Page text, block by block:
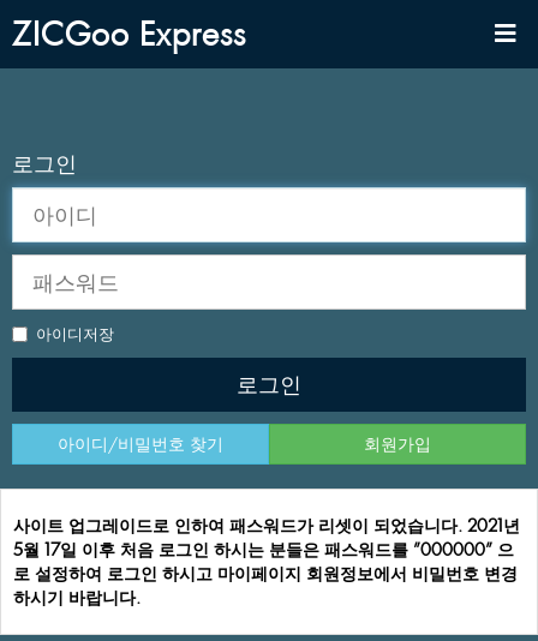
ZICGooExpress
로그인
디
비
호
(PW)
아이디저장
로그인
아이디/비밀번호찾기 회원가입
사이트업그레이드로인하여패스워드가리셋이되었습니다.2021년
5월17일이후처음로그인하시는분들은패스워드를"000000"으
로설정하여로그인하시고마이페이지회원정보에서비밀번호변경
하시기바랍니다.